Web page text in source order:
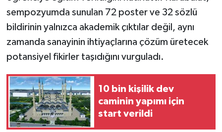
sempozyumda sunulan 72 poster ve 32 sözlü
bildirinin yalnızca akademik çıktılar değil, aynı
zamanda sanayinin ihtiyaçlarına çözüm üretecek
potansiyel fikirler taşıdığını vurguladı.
10 bin kişilik dev
caminin yapımı için
start verildi